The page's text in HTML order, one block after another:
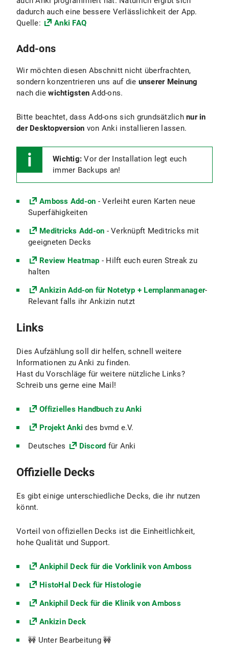
dadurch auch eine bessere Verlässlichkeit der App.
Quelle:
Anki FAQ
Add-ons
Wir möchten diesen Abschnitt nicht überfrachten,
sondern konzentrieren uns auf die unserer Meinung
nach die wichtigsten Add-ons.
Bitte beachtet, dass Add-ons sich grundsätzlich nur in
der Desktopversion von Anki installieren lassen.
Wichtig: Vor der Installation legt euch
immer Backups an!
Amboss Add-on - Verleiht euren Karten neue
Superfähigkeiten
Meditricks Add-on - Verknüpft Meditricks mit
geeigneten Decks
Review Heatmap - Hilft euch euren Streak zu
halten
Ankizin Add-on für Notetyp + Lernplanmanager-
Relevant falls ihr Ankizin nutzt
Links
Dies Aufzählung soll dir helfen, schnell weitere
Informationen zu Anki zu finden.
Hast du Vorschläge für weitere nützliche Links?
Schreib uns gerne eine Mail!
Offizielles Handbuch zu Anki
Projekt Anki des bvmd e.V.
Deutsches
Discord für Anki
Offizielle Decks
Es gibt einige unterschiedliche Decks, die ihr nutzen
könnt.
Vorteil von offiziellen Decks ist die Einheitlichkeit,
hohe Qualität und Support.
Ankiphil Deck für die Vorklinik von Amboss
HistoHal Deck für Histologie
Ankiphil Deck für die Klinik von Amboss
Ankizin Deck
🚧 Unter Bearbeitung 🚧